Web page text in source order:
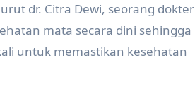
dr. Citra Dewi, seorang dokter
mata secara dini sehingga
untuk memastikan kesehatan